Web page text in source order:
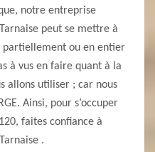
notre entreprise
peut se mettre à
ou en entier
à vus en faire quant à la
allons utiliser ; car nous
Ainsi, pour s’occuper
faites confiance à
.